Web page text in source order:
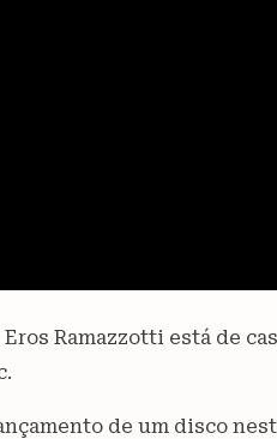
Ramazzotti está de
de um disco